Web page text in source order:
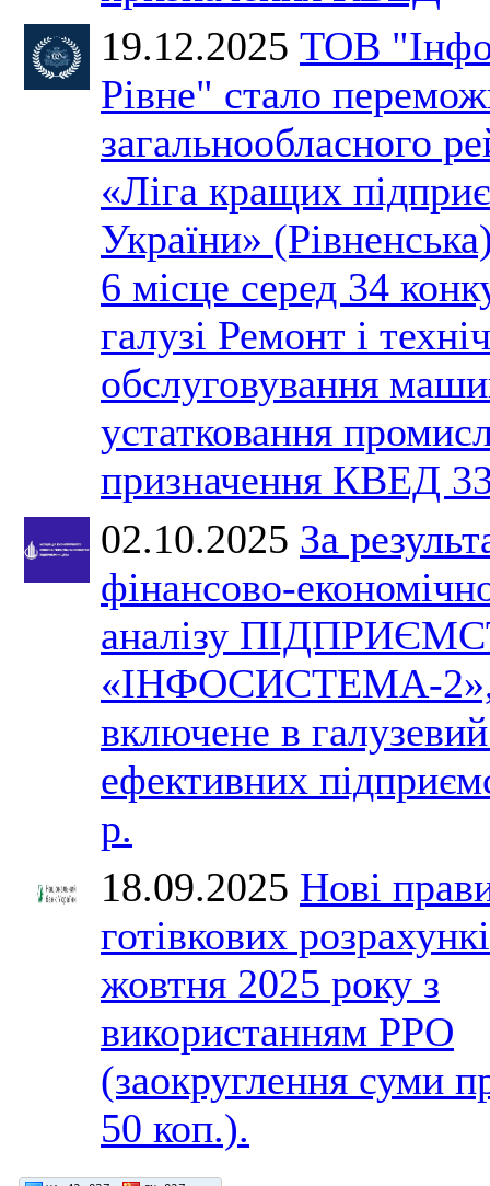
19.12.2025 ТОВ
Рівне" стало
загальнообласного
«Ліга кращих
України»
6 місце серед 34
галузі Ремонт і
обслуговування
устатковання
призначення КВЕД
02.10.2025 За
фінансово-
аналізу
«ІНФОСИСТЕМА-2»,
включене в
ефективних
р.
18.09.2025 Нові
готівкових
жовтня 2025 року з
використанням РРО
(заокруглення суми
50 коп.).